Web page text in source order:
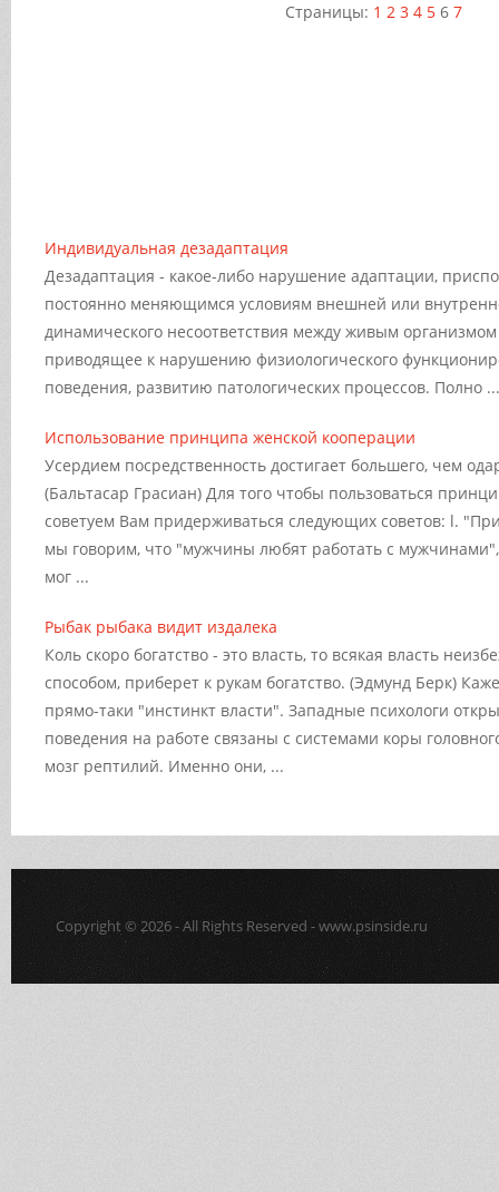
Страницы: 1 2 3 4 5 6 7
Индивидуальная дезадаптация
Дезадаптация - какое-либо нарушение адаптации,
постоянно меняющимся условиям внешней или
динамического несоответствия между живым
приводящее к нарушению физиологического
поведения, развитию патологических процессов. Полно ...
Использование принципа женской кооперации
Усердием посредственность достигает большего, чем
(Бальтасар Грасиан) Для того чтобы пользоваться
советуем Вам придерживаться следующих советов: l.
мы говорим, что "мужчины любят работать с
мог ...
Рыбак рыбака видит издалека
Коль скоро богатство - это власть, то всякая власть
способом, приберет к рукам богатство. (Эдмунд Берк)
прямо-таки "инстинкт власти". Западные психологи
поведения на работе связаны с системами коры
мозг рептилий. Именно они, ...
Copyright © 2026 - All Rights Reserved - www.psinside.ru